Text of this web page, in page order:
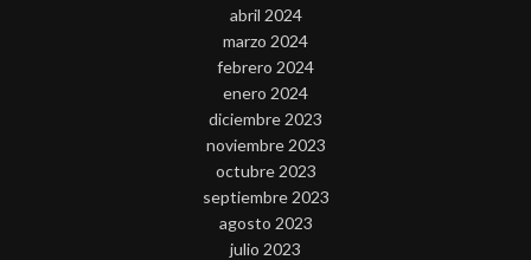
abril 2024
marzo 2024
febrero 2024
enero 2024
diciembre 2023
noviembre 2023
octubre 2023
septiembre 2023
agosto 2023
julio 2023